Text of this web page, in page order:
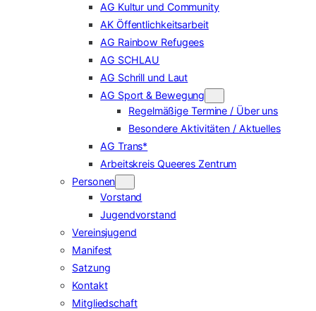
AG Kultur und Community
AK Öffentlichkeitsarbeit
AG Rainbow Refugees
AG SCHLAU
AG Schrill und Laut
AG Sport & Bewegung
Regelmäßige Termine / Über uns
Besondere Aktivitäten / Aktuelles
AG Trans*
Arbeitskreis Queeres Zentrum
Personen
Vorstand
Jugendvorstand
Vereinsjugend
Manifest
Satzung
Kontakt
Mitgliedschaft